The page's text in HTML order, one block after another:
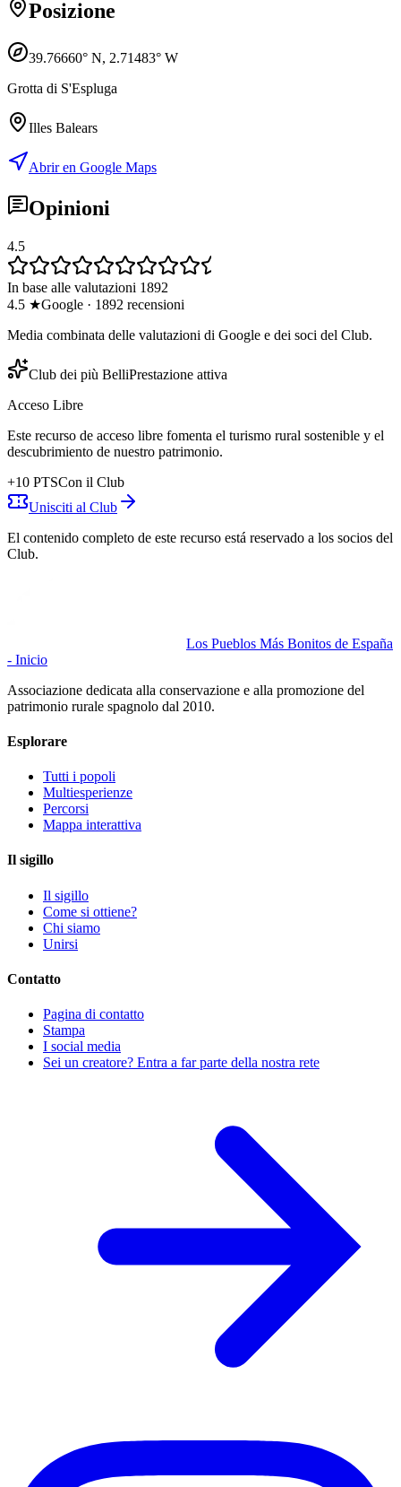
Posizione
39.76660° N, 2.71483° W
Grotta di S'Espluga
Illes Balears
Abrir en Google Maps
Opinioni
4.5
In base alle valutazioni 1892
4.5 ★Google · 1892 recensioni
Media combinata delle valutazioni di Google e dei soci del Club.
Club dei più BelliPrestazione attiva
Acceso Libre
Este recurso de acceso libre fomenta el turismo rural sostenible y el
descubrimiento de nuestro patrimonio.
+10 PTSCon il Club
Unisciti al Club
El contenido completo de este recurso está reservado a los socios del
Club.
Los Pueblos Más Bonitos de España
- Inicio
Associazione dedicata alla conservazione e alla promozione del
patrimonio rurale spagnolo dal 2010.
Esplorare
Tutti i popoli
Multiesperienze
Percorsi
Mappa interattiva
Il sigillo
Il sigillo
Come si ottiene?
Chi siamo
Unirsi
Contatto
Pagina di contatto
Stampa
I social media
Sei un creatore? Entra a far parte della nostra rete